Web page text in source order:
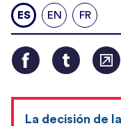
ES EN FR
La decisión de